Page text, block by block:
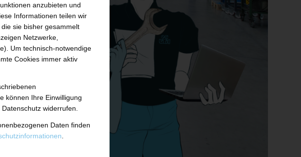
anzubieten und
Informationen teilen wir
sie bisher gesammelt
Netzwerke,
Um technisch-notwendige
Cookies immer aktiv
können Ihre Einwilligung
widerrufen.
Daten finden